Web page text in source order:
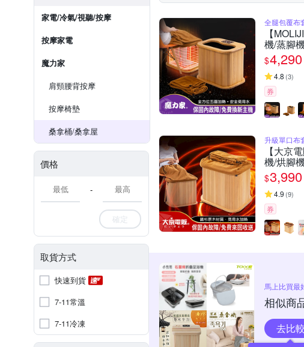
家電/冷氣/視聽/按摩
按摩家電
魔力家
肩頸腰背按摩
按摩椅墊
桑拿桶/桑拿屋
價格
-
確定
取貨方式
快速到貨
7-11常溫
7-11冷凍
全腿包覆布
【
機/蒸腳
$4,290
4.8 (3)
券
升級單口布
【大京
機/烘腳
$3,990
4.9 (9)
券
馬上比買最
相似商
去比較